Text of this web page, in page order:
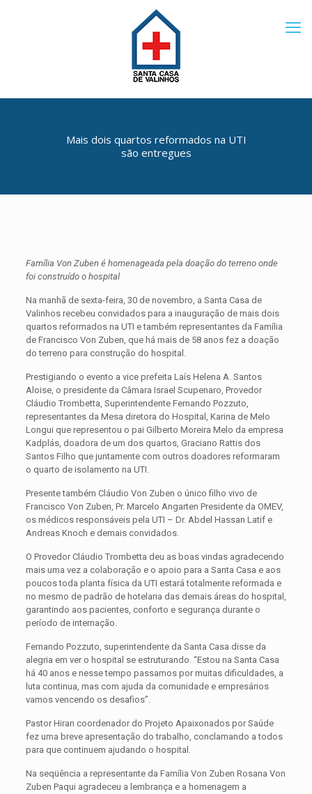
Mais dois quartos reformados na UTI
são entregues
Família Von Zuben é homenageada pela doação do terreno onde
foi construído o hospital
Na manhã de sexta-feira, 30 de novembro, a Santa Casa de
Valinhos recebeu convidados para a inauguração de mais dois
quartos reformados na UTI e também representantes da Família
de Francisco Von Zuben, que há mais de 58 anos fez a doação
do terreno para construção do hospital.
Prestigiando o evento a vice prefeita Laís Helena A. Santos
Aloise, o presidente da Câmara Israel Scupenaro, Provedor
Cláudio Trombetta, Superintendente Fernando Pozzuto,
representantes da Mesa diretora do Hospital, Karina de Melo
Longui que representou o pai Gilberto Moreira Melo da empresa
Kadplás, doadora de um dos quartos, Graciano Rattis dos
Santos Filho que juntamente com outros doadores reformaram
o quarto de isolamento na UTI.
Presente também Cláudio Von Zuben o único filho vivo de
Francisco Von Zuben, Pr. Marcelo Angarten Presidente da OMEV,
os médicos responsáveis pela UTI – Dr. Abdel Hassan Latif e
Andreas Knoch e demais convidados.
O Provedor Cláudio Trombetta deu as boas vindas agradecendo
mais uma vez a colaboração e o apoio para a Santa Casa e aos
poucos toda planta física da UTI estará totalmente reformada e
no mesmo de padrão de hotelaria das demais áreas do hospital,
garantindo aos pacientes, conforto e segurança durante o
período de internação.
Fernando Pozzuto, superintendente da Santa Casa disse da
alegria em ver o hospital se estruturando. “Estou na Santa Casa
há 40 anos e nesse tempo passamos por muitas dificuldades, a
luta continua, mas com ajuda da comunidade e empresários
vamos vencendo os desafios”.
Pastor Hiran coordenador do Projeto Apaixonados por Saúde
fez uma breve apresentação do trabalho, conclamando a todos
para que continuem ajudando o hospital.
Na seqüência a representante da Família Von Zuben Rosana Von
Zuben Paqui agradeceu a lembrança e a homenagem a